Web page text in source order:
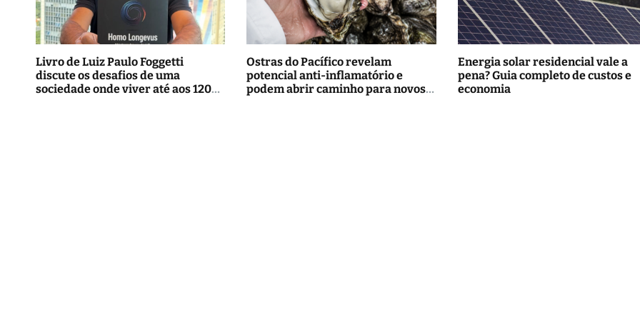
Livro de Luiz Paulo Foggetti
discute os desafios de uma
sociedade onde viver até aos 120
Ostras do Pacífico revelam
potencial anti-inflamatório e
podem abrir caminho para novos
Energia solar residencial vale a
pena? Guia completo de custos e
economia